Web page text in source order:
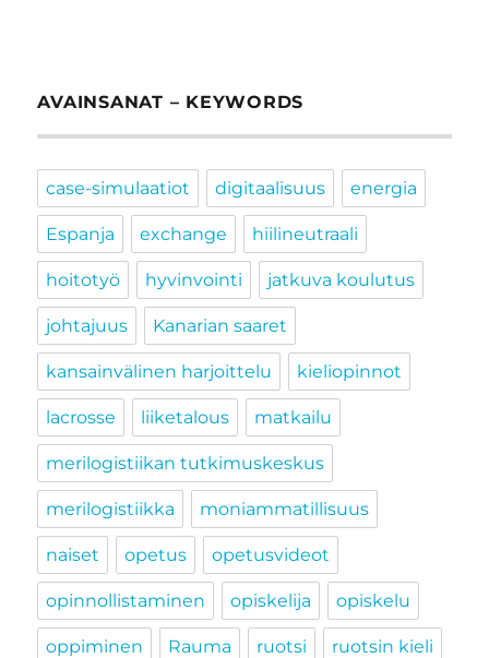
AVAINSANAT – KEYWORDS
case-simulaatiot digitaalisuus energia
Espanja exchange hiilineutraali
hoitotyö hyvinvointi jatkuva koulutus
johtajuus Kanarian saaret
kansainvälinen harjoittelu kieliopinnot
lacrosse liiketalous matkailu
merilogistiikan tutkimuskeskus
merilogistiikka moniammatillisuus
naiset opetus opetusvideot
opinnollistaminen opiskelija opiskelu
oppiminen Rauma ruotsi ruotsin kieli